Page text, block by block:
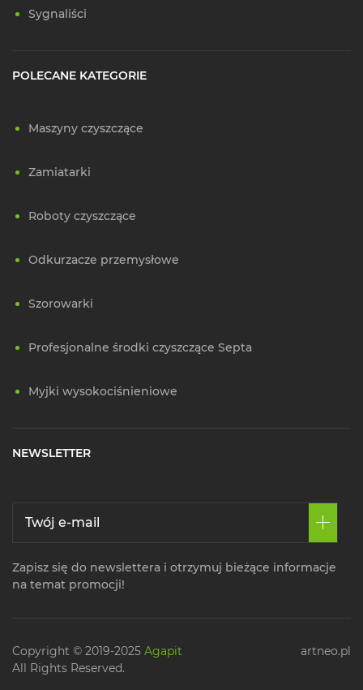
Sygnaliści
POLECANE KATEGORIE
Maszyny czyszczące
Zamiatarki
Roboty czyszczące
Odkurzacze przemysłowe
Szorowarki
Profesjonalne środki czyszczące Septa
Myjki wysokociśnieniowe
NEWSLETTER
Zapisz się do newslettera i otrzymuj bieżące informacje
na temat promocji!
Copyright © 2019-2025 Agapit
All Rights Reserved.
artneo.pl